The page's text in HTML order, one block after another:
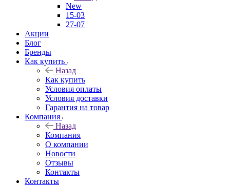
New
15-03
27-07
Акции
Блог
Бренды
Как купить
Назад
Как купить
Условия оплаты
Условия доставки
Гарантия на товар
Компания
Назад
Компания
О компании
Новости
Отзывы
Контакты
Контакты